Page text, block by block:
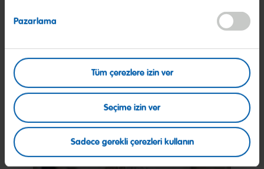
Pazarlama
Tüm çerezlere izin ver
Seçime izin ver
Sadece gerekli çerezleri kullanın
HARIBO ister misiniz?
Ürünleri İncele